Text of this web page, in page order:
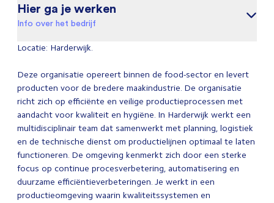
Hier ga je werken
Info over het bedrijf
Locatie: Harderwijk.
Deze organisatie opereert binnen de food-sector en levert
producten voor de bredere maakindustrie. De organisatie
richt zich op efficiënte en veilige productieprocessen met
aandacht voor kwaliteit en hygiëne. In Harderwijk werkt een
multidisciplinair team dat samenwerkt met planning, logistiek
en de technische dienst om productielijnen optimaal te laten
functioneren. De omgeving kenmerkt zich door een sterke
focus op continue procesverbetering, automatisering en
duurzame efficiëntieverbeteringen. Je werkt in een
productieomgeving waarin kwaliteitssystemen en